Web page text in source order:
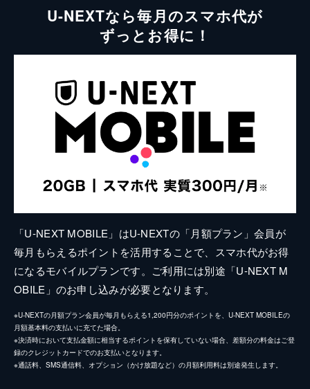
U-NEXTなら毎月のスマホ代が
ずっとお得に！
「U-NEXT MOBILE」はU-NEXTの「月額プラン」会員が
毎月もらえるポイントを活用することで、スマホ代がお得
になるモバイルプランです。ご利用には別途「U-NEXT M
OBILE」のお申し込みが必要となります。
※U-NEXTの月額プラン会員が毎月もらえる1,200円分のポイントを、U-NEXT MOBILEの
月額基本料の支払いに充てた場合。
※決済時において支払金額に相当するポイントを保有していない場合、差額分の料金はご登
録のクレジットカードでのお支払いとなります。
※通話料、SMS通信料、オプション（かけ放題など）の月額利用料は別途発生します。